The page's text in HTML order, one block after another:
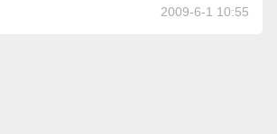
2009-6-1 10:55